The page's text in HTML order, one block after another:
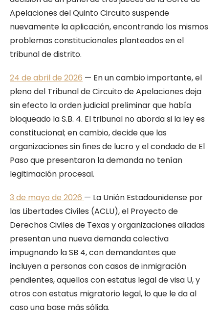
Apelaciones del Quinto Circuito suspende
nuevamente la aplicación, encontrando los mismos
problemas constitucionales planteados en el
tribunal de distrito.
24 de abril de 2026 — En un cambio importante, el
pleno del Tribunal de Circuito de Apelaciones deja
sin efecto la orden judicial preliminar que había
bloqueado la S.B. 4. El tribunal no aborda si la ley es
constitucional; en cambio, decide que las
organizaciones sin fines de lucro y el condado de El
Paso que presentaron la demanda no tenían
legitimación procesal.
3 de mayo de 2026 — La Unión Estadounidense por
las Libertades Civiles (ACLU), el Proyecto de
Derechos Civiles de Texas y organizaciones aliadas
presentan una nueva demanda colectiva
impugnando la SB 4, con demandantes que
incluyen a personas con casos de inmigración
pendientes, aquellos con estatus legal de visa U, y
otros con estatus migratorio legal, lo que le da al
caso una base más sólida.